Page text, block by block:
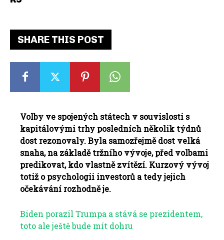
SHARE THIS POST
Volby ve spojených státech v souvislosti s
kapitálovými trhy posledních několik týdnů
dost rezonovaly. Byla samozřejmě dost velká
snaha, na základě tržního vývoje, před volbami
predikovat, kdo vlastně zvítězí. Kurzový vývoj
totiž o psychologii investorů a tedy jejich
očekávání rozhodně je.
Biden porazil Trumpa a stává se prezidentem,
toto ale ještě bude mít dohru